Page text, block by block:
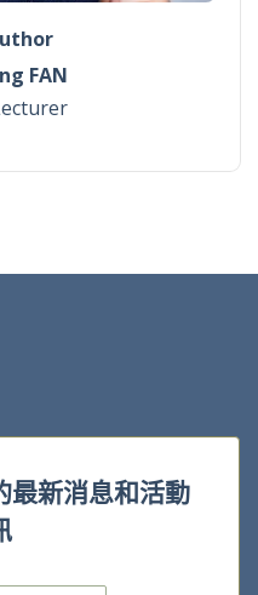
FAN
最新消息和活動